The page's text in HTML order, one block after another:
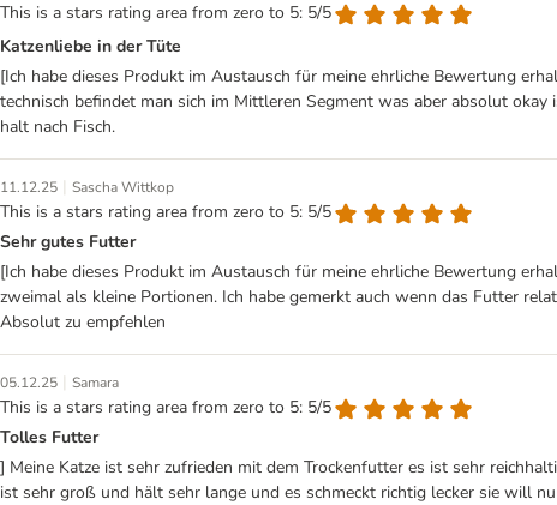
This is a stars rating area from zero to 5: 5/5
Katzenliebe in der Tüte
[Ich habe dieses Produkt im Austausch für meine ehrliche Bewertung
technisch befindet man sich im Mittleren Segment was aber absolut
halt nach Fisch.
11.12.25 | Sascha Wittkop
This is a stars rating area from zero to 5: 5/5
Sehr gutes Futter
[Ich habe dieses Produkt im Austausch für meine ehrliche Bewertung
zweimal als kleine Portionen. Ich habe gemerkt auch wenn das Futter
Absolut zu empfehlen
05.12.25 | Samara
This is a stars rating area from zero to 5: 5/5
Tolles Futter
] Meine Katze ist sehr zufrieden mit dem Trockenfutter es ist sehr
ist sehr groß und hält sehr lange und es schmeckt richtig lecker sie will